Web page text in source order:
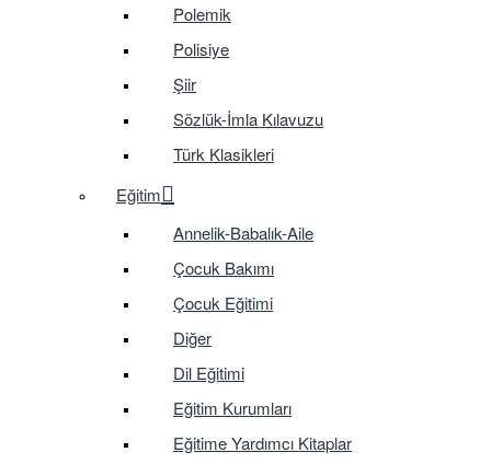
Polemik
Polisiye
Şiir
Sözlük-İmla Kılavuzu
Türk Klasikleri
Eğitim
Annelik-Babalık-Aile
Çocuk Bakımı
Çocuk Eğitimi
Diğer
Dil Eğitimi
Eğitim Kurumları
Eğitime Yardımcı Kitaplar